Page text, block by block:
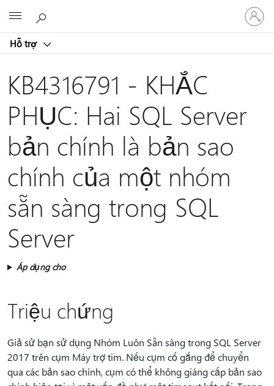
Hỗ trợ
Đăng
nhập
tài
KB4316791 - KHẮC
PHỤC: Hai SQL Server
bản chính là bản sao
chính của một nhóm
sẵn sàng trong SQL
Server
Áp dụng cho
Triệu chứng
Giả sử bạn sử dụng Nhóm Luôn Sẵn sàng trong SQL Server
2017 trên cụm Máy trợ tim. Nếu cụm cố gắng để chuyển
qua các bản sao chính, cụm có thể không giáng cấp bản sao